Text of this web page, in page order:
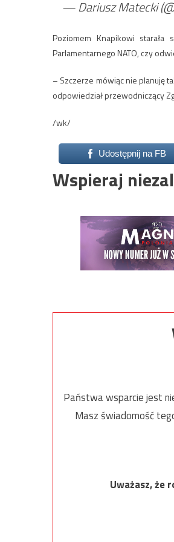
— Dariusz Matecki
Poziomem Knapikowi starała
Parlamentarnego NATO, czy
– Szczerze mówiąc nie planuję
odpowiedział przewodniczący
/wk/
Udostępnij na FB
Wspieraj
Państwa wsparcie jest
Masz świadomość
Uważasz, że